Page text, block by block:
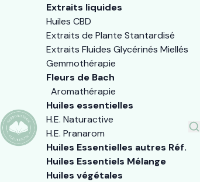
Extraits liquides
Huiles CBD
Extraits de Plante Stantardisé
Extraits Fluides Glycérinés Miellés
Gemmothérapie
Fleurs de Bach
Aromathérapie
Huiles essentielles
H.E. Naturactive
H.E. Pranarom
Huiles Essentielles autres Réf.
Huiles Essentiels Mélange
Huiles végétales